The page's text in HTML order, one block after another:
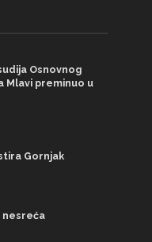
Osnovnog
Mlavi preminuo u
Gornjak
nesreća